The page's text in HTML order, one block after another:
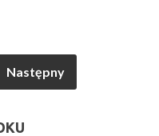
Następny